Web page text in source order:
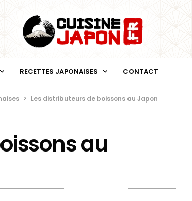
RECETTES JAPONAISES CONTACT
> Les distributeurs de boissons au Japon
au